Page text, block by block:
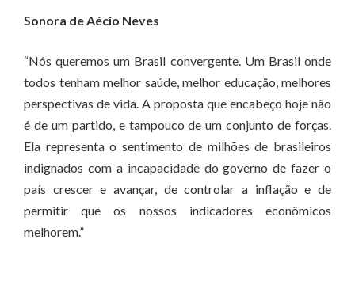
Sonora de Aécio Neves
“Nós queremos um Brasil convergente. Um Brasil onde
todos tenham melhor saúde, melhor educação, melhores
perspectivas de vida. A proposta que encabeço hoje não
é de um partido, e tampouco de um conjunto de forças.
Ela representa o sentimento de milhões de brasileiros
indignados com a incapacidade do governo de fazer o
país crescer e avançar, de controlar a inflação e de
permitir que os nossos indicadores econômicos
melhorem.”